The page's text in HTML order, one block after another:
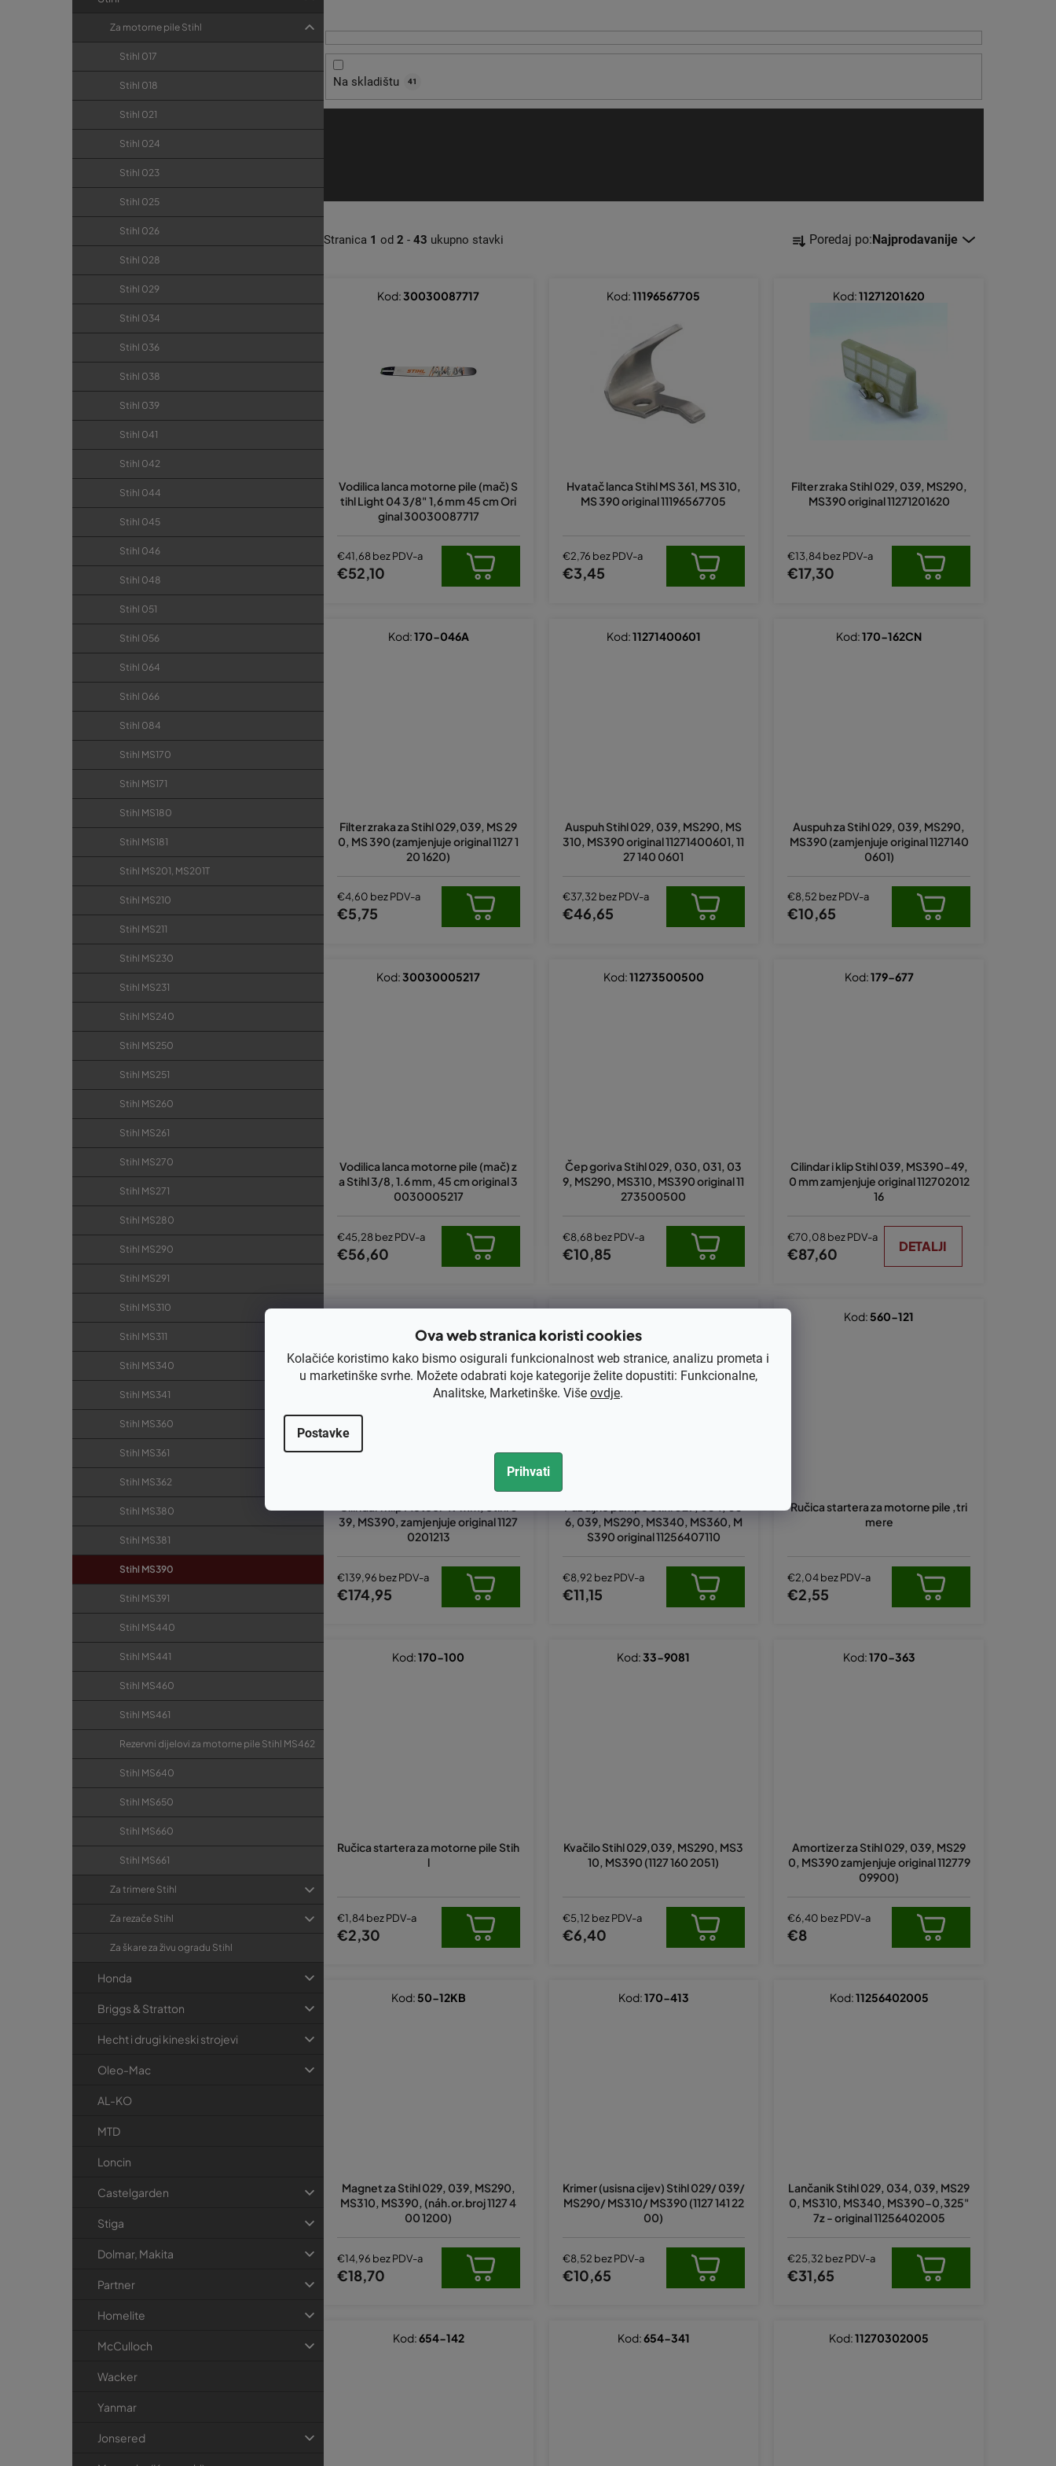
Ova web stranica koristi cookies
Kolačiće koristimo kako bismo osigurali funkcionalnost web stranice, analizu prometa i
u marketinške svrhe. Možete odabrati koje kategorije želite dopustiti: Funkcionalne,
Analitske, Marketinške. Više ovdje.
Postavke
Prihvati
a
k
a
j
e
Za motorne pile Stihl
Stihl 017
Stihl 018
Stihl 021
Stihl 024
Stihl 023
Stihl 025
Stihl 026
Stihl 028
Stihl 029
Stihl 034
Stihl 036
Stihl 038
Stihl 039
Stihl 041
Stihl 042
Stihl 044
Stihl 045
Stihl 046
Stihl 048
Stihl 051
Stihl 056
Stihl 064
Stihl 066
Stihl 084
Stihl MS170
Stihl MS171
Stihl MS180
Stihl MS181
Stihl MS201, MS201T
Stihl MS210
Stihl MS211
Stihl MS230
Stihl MS231
Stihl MS240
Stihl MS250
Stihl MS251
Stihl MS260
Stihl MS261
Stihl MS270
Stihl MS271
Stihl MS280
Stihl MS290
Stihl MS291
Stihl MS310
Stihl MS311
Stihl MS340
Stihl MS341
Stihl MS360
Stihl MS361
Stihl MS362
Stihl MS380
Stihl MS381
Stihl MS390
Stihl MS391
Stihl MS440
Stihl MS441
Stihl MS460
Stihl MS461
Rezervni dijelovi za motorne pile Stihl MS462
Stihl MS640
Stihl MS650
Stihl MS660
Stihl MS661
Za trimere Stihl
Za rezače Stihl
Za škare za živu ogradu Stihl
Honda
Briggs & Stratton
Hecht i drugi kineski strojevi
Oleo-Mac
AL-KO
MTD
Loncin
Castelgarden
Stiga
Dolmar, Makita
Partner
Homelite
McCulloch
Wacker
Yanmar
Jonsered
Stranica 1 od 2 - 43 ukupno stavki
S
o
o
v
o
Poredaj po:Najprodavanije
Na skladištu 41
s
p
r
o
i
z
v
d
a
Vodilica lanca motorne pile (mač) S
tihl Light 04 3/8" 1,6 mm 45 cm Ori
ginal 30030087717
€41,68 bez PDV-a
€52,10
Kod:30030087717
Hvatač lanca Stihl MS 361, MS 310,
MS 390 original 11196567705
€2,76 bez PDV-a
€3,45
Kod:11196567705
Filter zraka Stihl 029, 039, MS290,
MS390 original 11271201620
€13,84 bez PDV-a
€17,30
Kod:11271201620
Filter zraka za Stihl 029,039, MS 29
0, MS 390 (zamjenjuje original 1127 1
20 1620)
€4,60 bez PDV-a
€5,75
Kod:170-046A
Auspuh Stihl 029, 039, MS290, MS
310, MS390 original 11271400601, 11
27 140 0601
€37,32 bez PDV-a
€46,65
Kod:11271400601
Auspuh za Stihl 029, 039, MS290,
MS390 (zamjenjuje original 1127140
0601)
€8,52 bez PDV-a
€10,65
Kod:170-162CN
Vodilica lanca motorne pile (mač) z
a Stihl 3/8, 1.6 mm, 45 cm original 3
0030005217
€45,28 bez PDV-a
€56,60
Kod:30030005217
Čep goriva Stihl 029, 030, 031, 03
9, MS290, MS310, MS390 original 11
273500500
€8,68 bez PDV-a
€10,85
Kod:11273500500
Cilindar i klip Stihl 039, MS390-49,
0 mm zamjenjuje original 112702012
16
€70,08 bez PDV-a
€87,60 DETALJI
Kod:179-677
39, MS390, zamjenjuje original 1127
0201213
€139,96 bez PDV-a
€174,95
6, 039, MS290, MS340, MS360, M
S390 original 11256407110
€8,92 bez PDV-a
€11,15
Ručica startera za motorne pile ,tri
mere
€2,04 bez PDV-a
€2,55
Kod: 560-121
Ručica startera za motorne pile Stih
l
€1,84 bez PDV-a
€2,30
Kod:170-100
Kvačilo Stihl 029,039, MS290, MS3
10, MS390 (1127 160 2051)
€5,12 bez PDV-a
€6,40
Kod:33-9081
Amortizer za Stihl 029, 039, MS29
0, MS390 zamjenjuje original 112779
09900)
€6,40 bez PDV-a
€8
Kod:170-363
Magnet za Stihl 029, 039, MS290,
MS310, MS390, (náh.or.broj 1127 4
00 1200)
€14,96 bez PDV-a
€18,70
Kod: 50-12KB
Krimer (usisna cijev) Stihl 029/ 039/
MS290/ MS310/ MS390 (1127 141 22
00)
€8,52 bez PDV-a
€10,65
Kod:170-413
Lančanik Stihl 029, 034, 039, MS29
0, MS310, MS340, MS390-0,325"
7z - original 11256402005
€25,32 bez PDV-a
€31,65
Kod:11256402005
Kod:654-142 Kod:654-341 Kod:11270302005